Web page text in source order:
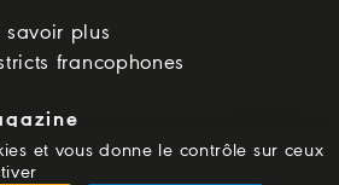
savoir plus
francophones
et vous donne le contrôle sur ceux